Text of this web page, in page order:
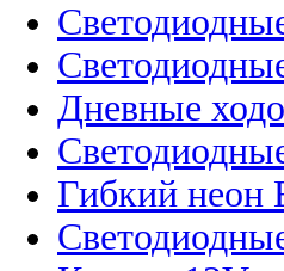
Дневные
Гибкий неон